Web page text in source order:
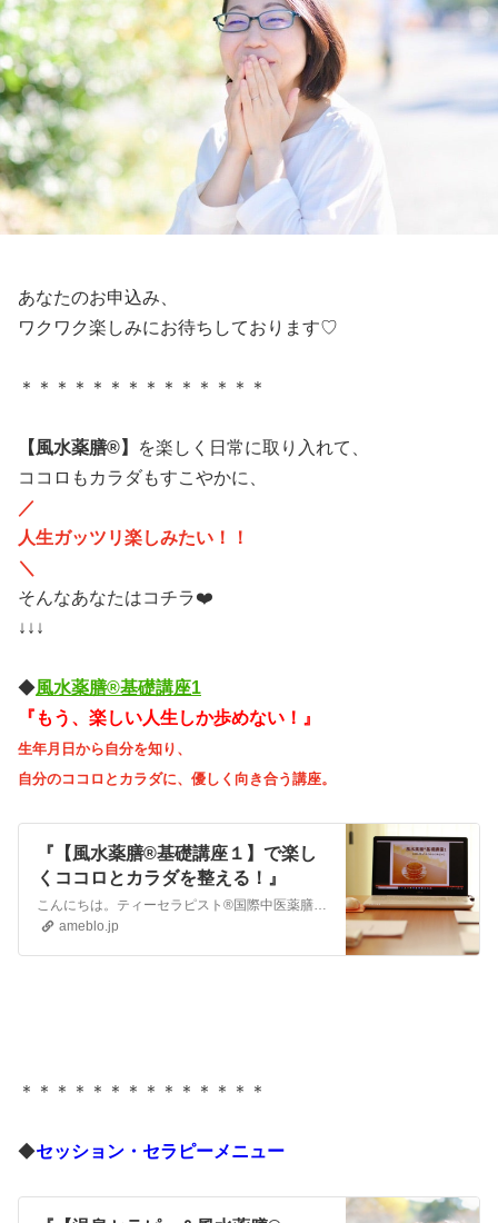
あなたのお申込み、
ワクワク楽しみにお待ちしております♡
＊＊＊＊＊＊＊＊＊ ＊＊＊ ＊＊
【風水薬膳®︎】
を楽しく日常に取り入れて、
ココロもカラダもすこやかに、
／
人生ガッツリ楽しみたい！！
＼
そんなあなたはコチラ❤️
↓↓↓
◆風水薬膳®︎基礎講座1
『もう、楽しい人生しか歩めない！』
生年月日から自分を知り、
自分のココロとカラダに、優しく向き合う講座。
『【風水薬膳®基礎講座１】で楽し
くココロとカラダを整える！』
ameblo.jp
＊＊ ＊＊＊＊ ＊＊＊＊ ＊＊＊＊
◆セッション・セラピーメニュー